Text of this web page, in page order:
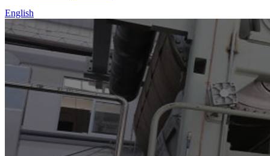
English